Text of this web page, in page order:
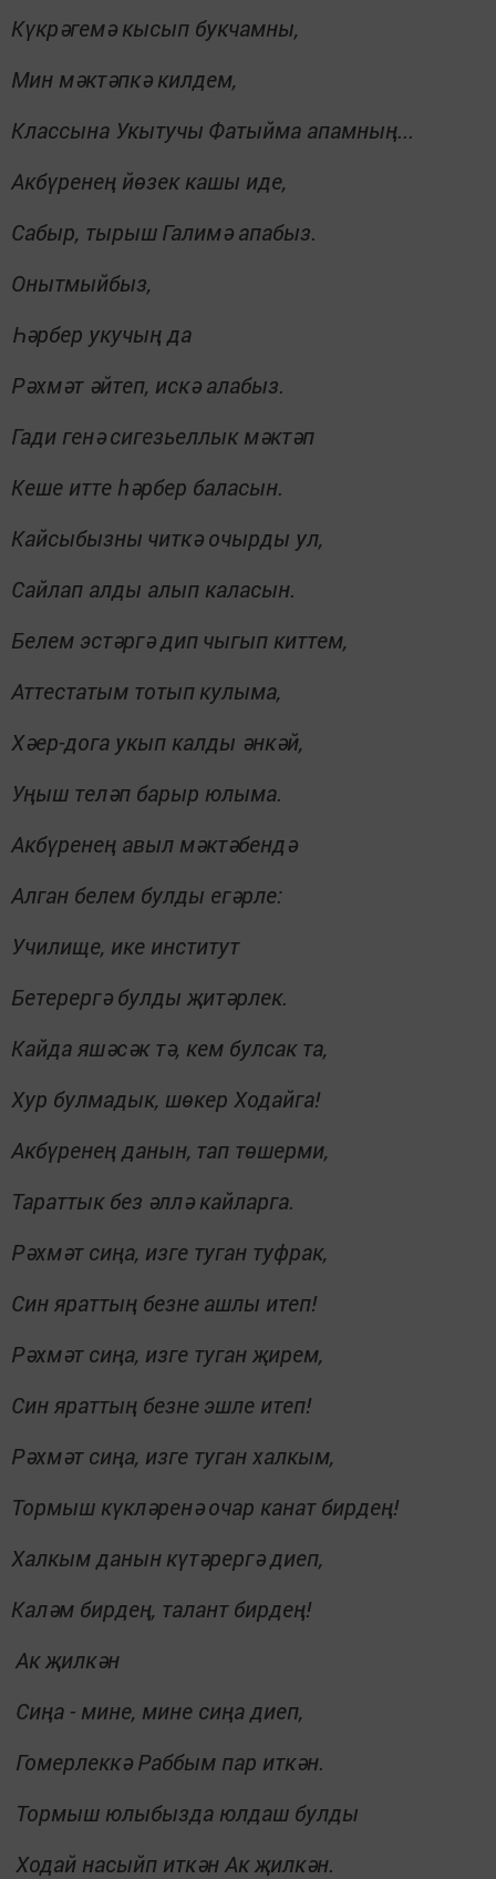
Күкрәгемә кысып букчамны,
Мин мәктәпкә килдем,
Классына Укытучы Фатыйма апамның...
Акбүренең йөзек кашы иде,
Сабыр, тырышГалимә апабыз.
Онытмыйбыз,
Һәрбер укучың да
Рәхмәт әйтеп, искә алабыз.
Гади генәсигезьеллык мәктәп
Кеше итте һәрбер баласын.
Кайсыбызны читкә очырды ул,
Сайлап алды алып каласын.
Белем эстәргә дипчыгып киттем,
Аттестатым тотыпкулыма,
Хәер-дога укып калды әнкәй,
Уңыш теләп барыр юлыма.
Акбүренең авыл мәктәбендә
Алган белем булды егәрле:
Училище, ике институт
Бетерергә булды җитәрлек.
Кайда яшәсәк тә, кем булсак та,
Хур булмадык, шөкер Ходайга!
Акбүренең данын, тап төшерми,
Тараттык без әллә кайларга.
Рәхмәт сиңа, изге туган туфрак,
Син яраттың безнеашлы итеп!
Рәхмәт сиңа, изге туган җирем,
Син яраттың безнеэшле итеп!
Рәхмәт сиңа, изге туган халкым,
Тормыш күкләренәочар канат бирдең!
Халкым данынкүтәрергә диеп,
Каләм бирдең, талант бирдең!
Ак җилкән
Сиңа - мине, мине сиңа диеп,
Гомерлеккә Раббым пар иткән.
Тормыш юлыбызда юлдаш булды
Ходай насыйп иткән Ак җилкән.